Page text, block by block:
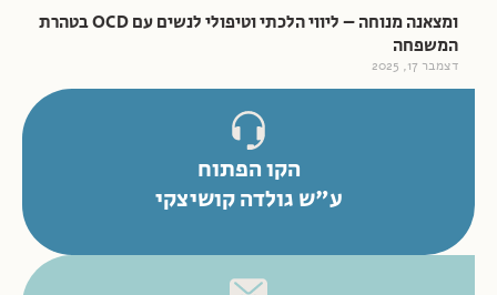
ומצאנה מנוחה – ליווי הלכתי וטיפולי לנשים עם OCD בטהרת
המשפחה
דצמבר 17, 2025
הקו הפתוח
ע"ש גולדה קושיצקי